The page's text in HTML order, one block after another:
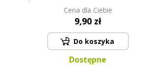
Cena dla Ciebie
9,90 zł
Do koszyka
Dostępne